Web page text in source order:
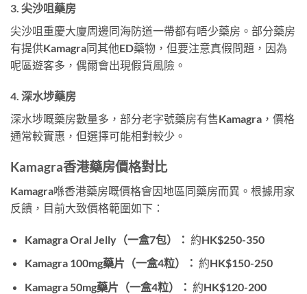
3. 尖沙咀藥房
尖沙咀重慶大廈周邊同海防道一帶都有唔少藥房。部分藥房
有提供Kamagra同其他ED藥物，但要注意真假問題，因為
呢區遊客多，偶爾會出現假貨風險。
4. 深水埗藥房
深水埗嘅藥房數量多，部分老字號藥房有售Kamagra，價格
通常較實惠，但選擇可能相對較少。
Kamagra香港藥房價格對比
Kamagra喺香港藥房嘅價格會因地區同藥房而異。根據用家
反饋，目前大致價格範圍如下：
Kamagra Oral Jelly（一盒7包）： 約HK$250-350
Kamagra 100mg藥片（一盒4粒）： 約HK$150-250
Kamagra 50mg藥片（一盒4粒）： 約HK$120-200